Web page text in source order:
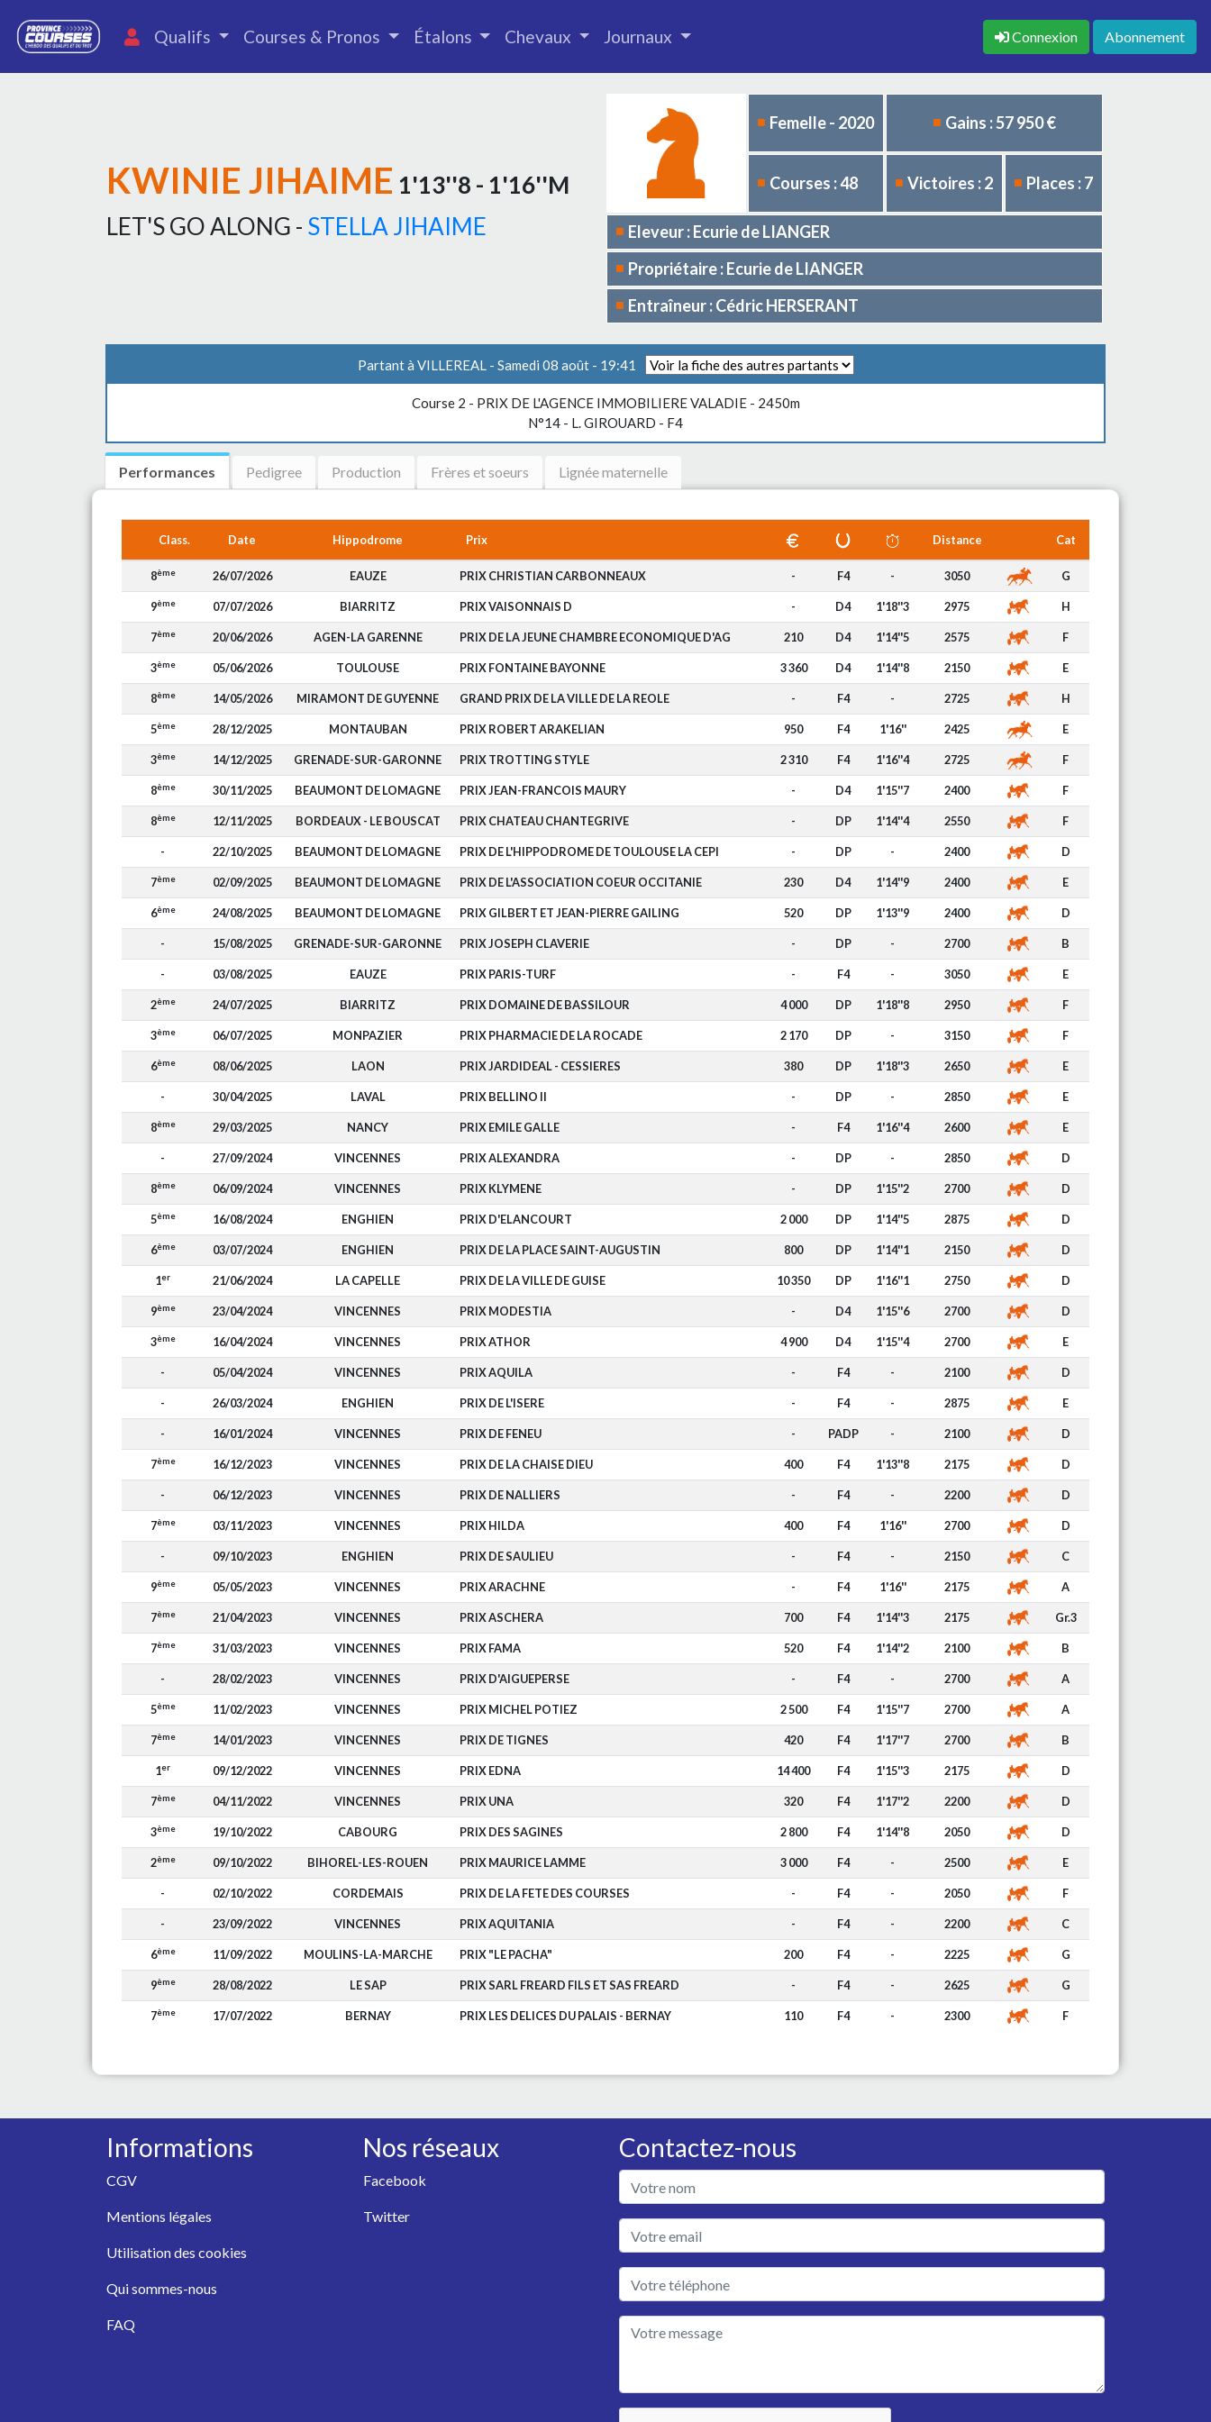
Qualifs Courses & Pronos Étalons Chevaux Journaux Connexion Abonnement
KWINIE JIHAIME 1'13''8 - 1'16''M
LET'S GO ALONG - STELLA JIHAIME
Femelle - 2020 Gains : 57 950 €
Courses : 48 Victoires : 2 Places : 7
Eleveur : Ecurie de LIANGER
Propriétaire : Ecurie de LIANGER
Entraîneur : Cédric HERSERANT
Partant à VILLEREAL - Samedi 08 août - 19:41
Course 2 - PRIX DE L'AGENCE IMMOBILIERE VALADIE- 2450m
N°14 - L. GIROUARD - F4
Performances Pedigree Production Frères et soeurs Lignée maternelle
Class. Date Hippodrome Prix Distance Cat
8ème 26/07/2026 EAUZE PRIX CHRISTIAN CARBONNEAUX - F4 - 3050 G
9ème 07/07/2026 BIARRITZ PRIX VAISONNAIS D - D4 1'18''3 2975 H
7ème 20/06/2026 AGEN-LA GARENNE PRIX DE LA JEUNE CHAMBRE ECONOMIQUE D'AG 210 D4 1'14''5 2575 F
3ème 05/06/2026 TOULOUSE PRIX FONTAINE BAYONNE 3 360 D4 1'14''8 2150 E
8ème 14/05/2026 MIRAMONT DE GUYENNE GRAND PRIX DE LA VILLE DE LA REOLE - F4 - 2725 H
5ème 28/12/2025 MONTAUBAN PRIX ROBERT ARAKELIAN 950 F4 1'16'' 2425 E
3ème 14/12/2025 GRENADE-SUR-GARONNE PRIX TROTTING STYLE 2 310 F4 1'16''4 2725 F
8ème 30/11/2025 BEAUMONT DE LOMAGNE PRIX JEAN-FRANCOIS MAURY - D4 1'15''7 2400 F
8ème 12/11/2025 BORDEAUX - LE BOUSCAT PRIX CHATEAU CHANTEGRIVE - DP 1'14''4 2550 F
- 22/10/2025 BEAUMONT DE LOMAGNE PRIX DE L'HIPPODROME DE TOULOUSE LA CEPI - DP - 2400 D
7ème 02/09/2025 BEAUMONT DE LOMAGNE PRIX DE L'ASSOCIATION COEUR OCCITANIE 230 D4 1'14''9 2400 E
6ème 24/08/2025 BEAUMONT DE LOMAGNE PRIX GILBERT ET JEAN-PIERRE GAILING 520 DP 1'13''9 2400 D
- 15/08/2025 GRENADE-SUR-GARONNE PRIX JOSEPH CLAVERIE - DP - 2700 B
- 03/08/2025 EAUZE PRIX PARIS-TURF - F4 - 3050 E
2ème 24/07/2025 BIARRITZ PRIX DOMAINE DE BASSILOUR 4 000 DP 1'18''8 2950 F
3ème 06/07/2025 MONPAZIER PRIX PHARMACIE DE LA ROCADE 2 170 DP - 3150 F
6ème 08/06/2025 LAON PRIX JARDIDEAL - CESSIERES 380 DP 1'18''3 2650 E
- 30/04/2025 LAVAL PRIX BELLINO II - DP - 2850 E
8ème 29/03/2025 NANCY PRIX EMILE GALLE - F4 1'16''4 2600 E
- 27/09/2024 VINCENNES PRIX ALEXANDRA - DP - 2850 D
8ème 06/09/2024 VINCENNES PRIX KLYMENE - DP 1'15''2 2700 D
5ème 16/08/2024 ENGHIEN PRIX D'ELANCOURT 2 000 DP 1'14''5 2875 D
6ème 03/07/2024 ENGHIEN PRIX DE LA PLACE SAINT-AUGUSTIN 800 DP 1'14''1 2150 D
1er 21/06/2024 LA CAPELLE PRIX DE LA VILLE DE GUISE 10 350 DP 1'16''1 2750 D
9ème 23/04/2024 VINCENNES PRIX MODESTIA - D4 1'15''6 2700 D
3ème 16/04/2024 VINCENNES PRIX ATHOR 4 900 D4 1'15''4 2700 E
- 05/04/2024 VINCENNES PRIX AQUILA - F4 - 2100 D
- 26/03/2024 ENGHIEN PRIX DE L'ISERE - F4 - 2875 E
- 16/01/2024 VINCENNES PRIX DE FENEU - PADP - 2100 D
7ème 16/12/2023 VINCENNES PRIX DE LA CHAISE DIEU 400 F4 1'13''8 2175 D
- 06/12/2023 VINCENNES PRIX DE NALLIERS - F4 - 2200 D
7ème 03/11/2023 VINCENNES PRIX HILDA 400 F4 1'16'' 2700 D
- 09/10/2023 ENGHIEN PRIX DE SAULIEU - F4 - 2150 C
9ème 05/05/2023 VINCENNES PRIX ARACHNE - F4 1'16'' 2175 A
7ème 21/04/2023 VINCENNES PRIX ASCHERA 700 F4 1'14''3 2175 Gr.3
7ème 31/03/2023 VINCENNES PRIX FAMA 520 F4 1'14''2 2100 B
- 28/02/2023 VINCENNES PRIX D'AIGUEPERSE - F4 - 2700 A
5ème 11/02/2023 VINCENNES PRIX MICHEL POTIEZ 2 500 F4 1'15''7 2700 A
7ème 14/01/2023 VINCENNES PRIX DE TIGNES 420 F4 1'17''7 2700 B
1er 09/12/2022 VINCENNES PRIX EDNA 14 400 F4 1'15''3 2175 D
7ème 04/11/2022 VINCENNES PRIX UNA 320 F4 1'17''2 2200 D
3ème 19/10/2022 CABOURG PRIX DES SAGINES 2 800 F4 1'14''8 2050 D
2ème 09/10/2022 BIHOREL-LES-ROUEN PRIX MAURICE LAMME 3 000 F4 - 2500 E
- 02/10/2022 CORDEMAIS PRIX DE LA FETE DES COURSES - F4 - 2050 F
- 23/09/2022 VINCENNES PRIX AQUITANIA - F4 - 2200 C
6ème 11/09/2022 MOULINS-LA-MARCHE PRIX "LE PACHA" 200 F4 - 2225 G
9ème 28/08/2022 LE SAP PRIX SARL FREARD FILS ET SAS FREARD - F4 - 2625 G
7ème 17/07/2022 BERNAY PRIX LES DELICES DU PALAIS - BERNAY 110 F4 - 2300 F
Informations
CGV
Mentions légales
Utilisation des cookies
Qui sommes-nous
FAQ
Nos réseaux
Facebook
Twitter
Contactez-nous